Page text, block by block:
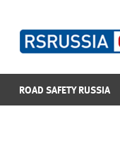
ROAD SAFETY RUSSIA